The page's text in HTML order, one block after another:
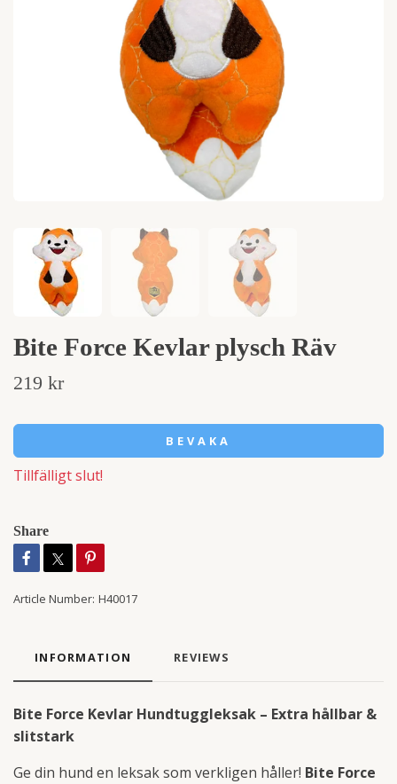
Bite Force Kevlar plysch Räv
219 kr
BEVAKA
Tillfälligt slut!
Share
Article Number: H40017
INFORMATION REVIEWS
Bite Force Kevlar Hundtuggleksak – Extra hållbar &
slitstark
Ge din hund en leksak som verkligen håller! Bite Force